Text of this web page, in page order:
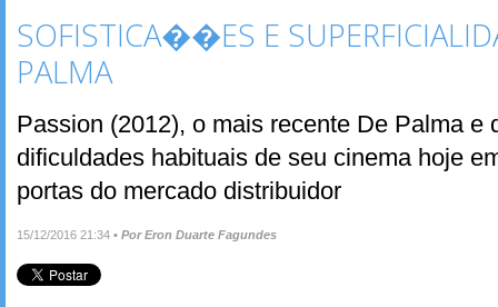
SOFISTICA��ES E
PALMA
Passion (2012), o mais recente De Palma e
dificuldades habituais de seu cinema hoje
portas do mercado distribuidor
15/12/2016 21:34 • Por Eron Duarte Fagundes